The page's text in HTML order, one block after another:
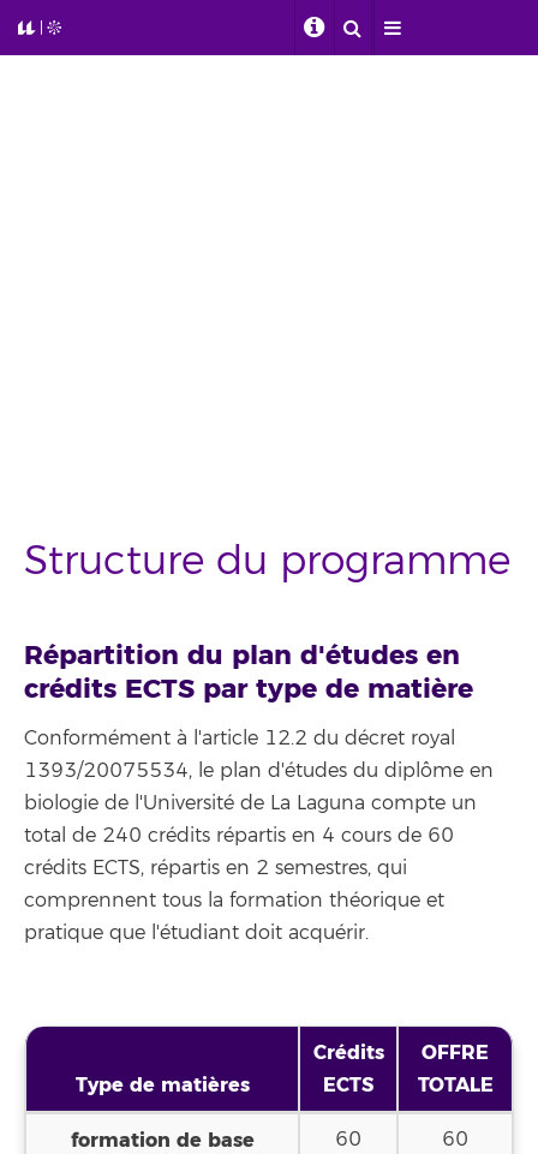
Structure du programme
Répartition du plan d'études en
crédits ECTS par type de matière
Conformément à l'article 12.2 du décret royal
1393/20075534, le plan d'études du diplôme en
biologie de l'Université de La Laguna compte un
total de 240 crédits répartis en 4 cours de 60
crédits ECTS, répartis en 2 semestres, qui
comprennent tous la formation théorique et
pratique que l'étudiant doit acquérir.
Type de matières
Crédits
ECTS
OFFRE
TOTALE
formation de base 60 60